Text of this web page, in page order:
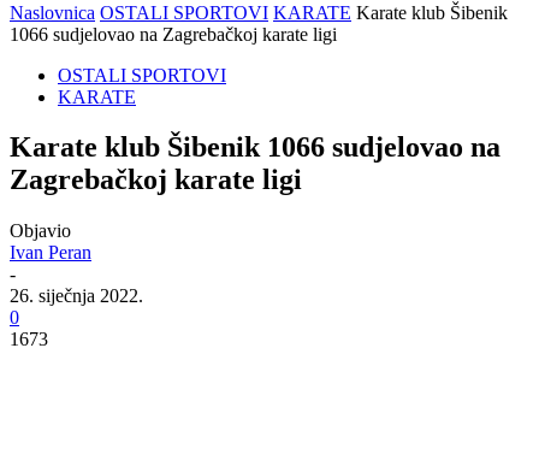
Naslovnica OSTALI SPORTOVI KARATE Karate klub Šibenik
1066 sudjelovao na Zagrebačkoj karate ligi
OSTALI SPORTOVI
KARATE
Karate klub Šibenik 1066 sudjelovao na
Zagrebačkoj karate ligi
Objavio
Ivan Peran
-
26. siječnja 2022.
0
1673